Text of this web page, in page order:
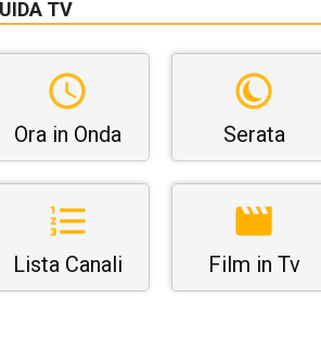
TV
Ora in Onda Serata
Lista Canali Film in Tv